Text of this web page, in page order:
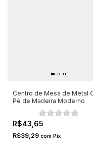
Centro de Mesa de Metal
Pé de Madeira Moderno
R$43,65
R$39,29 com Pix